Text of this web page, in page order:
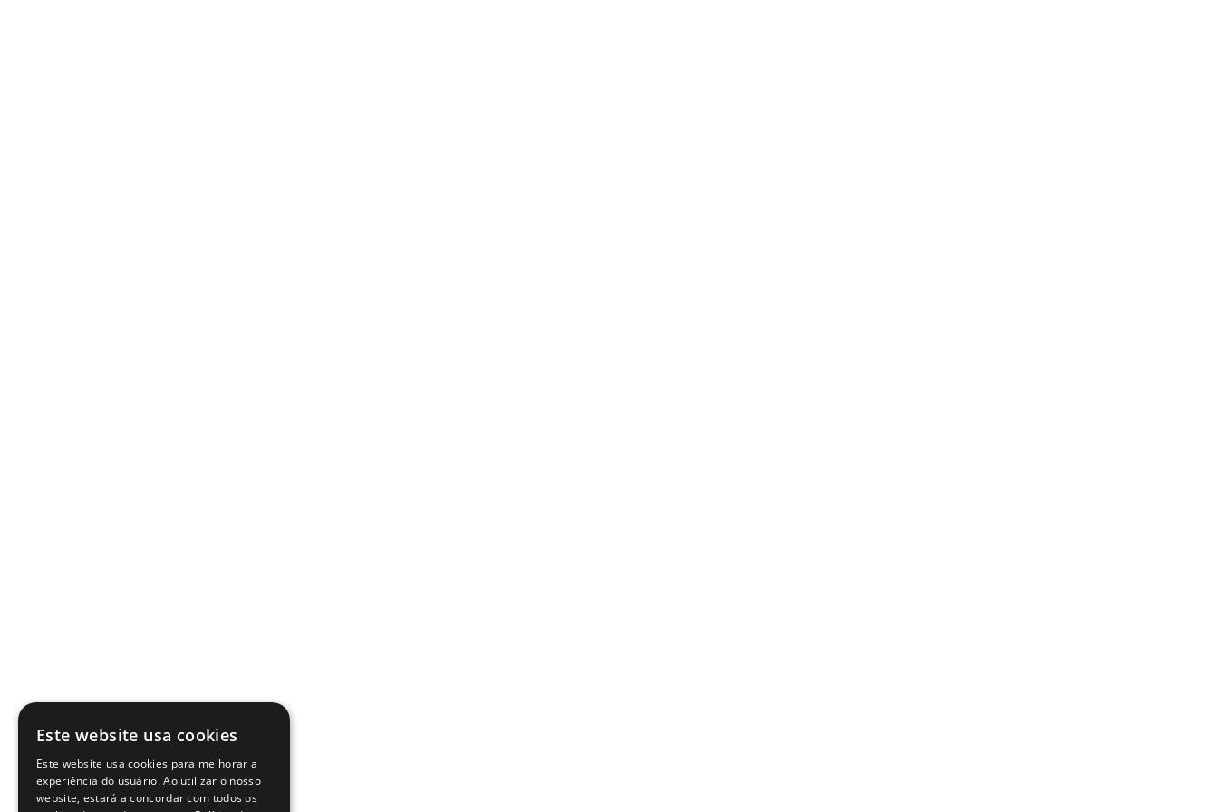
Este website usa cookies
Este website usa cookies para melhorar a
experiência do usuário. Ao utilizar o nosso
website, estará a concordar com todos os